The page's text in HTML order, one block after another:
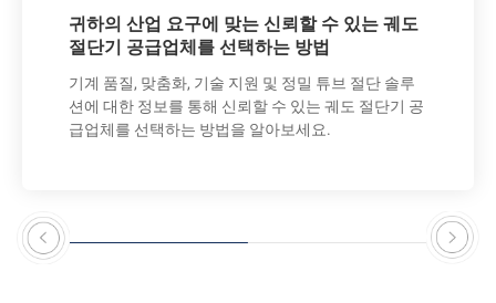
귀하의 산업 요구에 맞는 신뢰할 수 있는 궤도
절단기 공급업체를 선택하는 방법
기계 품질, 맞춤화, 기술 지원 및 정밀 튜브 절단 솔루
션에 대한 정보를 통해 신뢰할 수 있는 궤도 절단기 공
급업체를 선택하는 방법을 알아보세요.